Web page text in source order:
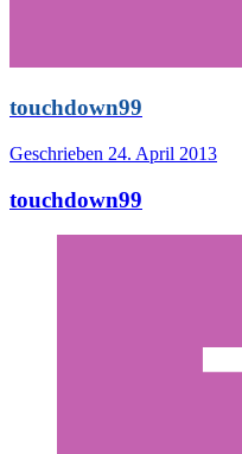
touchdown99
Geschrieben 24. April 2013
touchdown99